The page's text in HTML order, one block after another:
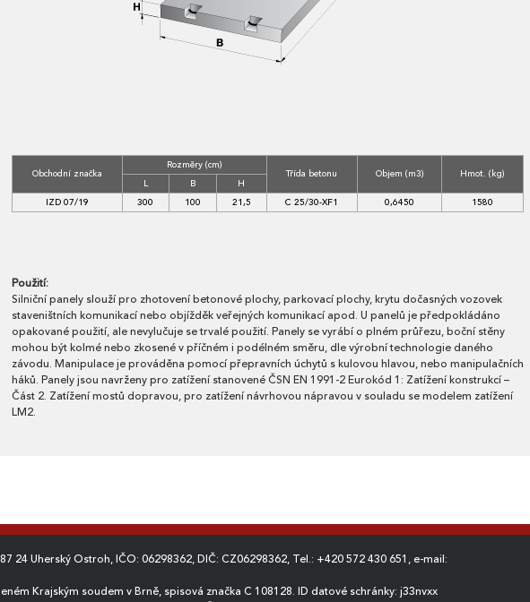
Obchodní značka
Rozměry (cm)
Třída betonu Objem (m3)
Hmot. (kg)
L
B
H
IZD 07/19
300 100 21,5 C 25/30-XF1 0,6450 1580
Použití:
Silniční panely slouží pro zhotovení betonové plochy, parkovací plochy, krytu dočasných vozovek
staveništních komunikací nebo objížděk veřejných komunikací apod. U panelů je předpokládáno
opakované použití, ale nevylučuje se trvalé použití. Panely se vyrábí o plném průřezu, boční stěny
mohou být kolmé nebo zkosené v příčném i podélném směru, dle výrobní technologie daného
závodu. Manipulace je prováděna pomocí přepravních úchytů s kulovou hlavou, nebo manipulačních
háků. Panely jsou navrženy pro zatížení stanovené ČSN EN 1991-2 Eurokód 1: Zatížení konstrukcí –
Část 2. Zatížení mostů dopravou, pro zatížení návrhovou nápravou v souladu se modelem zatížení
LM2.
24 Uherský Ostroh, IČO: 06298362, DIČ: CZ06298362, Tel.: +420 572 430 651 , e-mail:
Krajským soudem v Brně, spisová značka C 108128. ID datové schránky: j33nvxx